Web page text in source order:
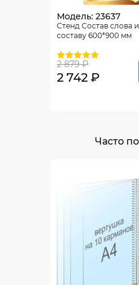
Модель: 23637
Стенд Состав слова
составу 600*900 мм
2 879 ₽
2 742 ₽
Часто